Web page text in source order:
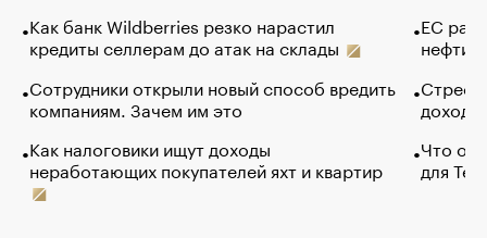
Как банк Wildberries резко нарастил
кредиты селлерам до атак на склады
Сотрудники открыли новый способ вредить
компаниям. Зачем им это
Как налоговики ищут доходы
неработающих покупателей яхт и квартир
ЕС
нефти
Что
для